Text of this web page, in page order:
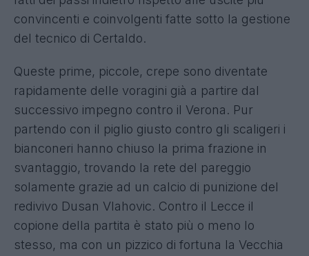
convincenti e coinvolgenti fatte sotto la gestione
del tecnico di Certaldo.
Queste prime, piccole, crepe sono diventate
rapidamente delle voragini già a partire dal
successivo impegno contro il Verona. Pur
partendo con il piglio giusto contro gli scaligeri i
bianconeri hanno chiuso la prima frazione in
svantaggio, trovando la rete del pareggio
solamente grazie ad un calcio di punizione del
redivivo Dusan Vlahovic. Contro il Lecce il
copione della partita è stato più o meno lo
stesso, ma con un pizzico di fortuna la Vecchia